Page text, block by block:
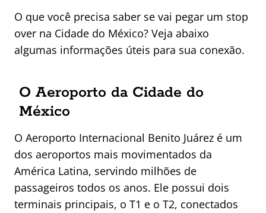
O que você precisa saber se vai pegar um stop
over na Cidade do México? Veja abaixo
algumas informações úteis para sua conexão.
O Aeroporto da Cidade do
México
O Aeroporto Internacional Benito Juárez é um
dos aeroportos mais movimentados da
América Latina, servindo milhões de
passageiros todos os anos. Ele possui dois
terminais principais, o T1 e o T2, conectados